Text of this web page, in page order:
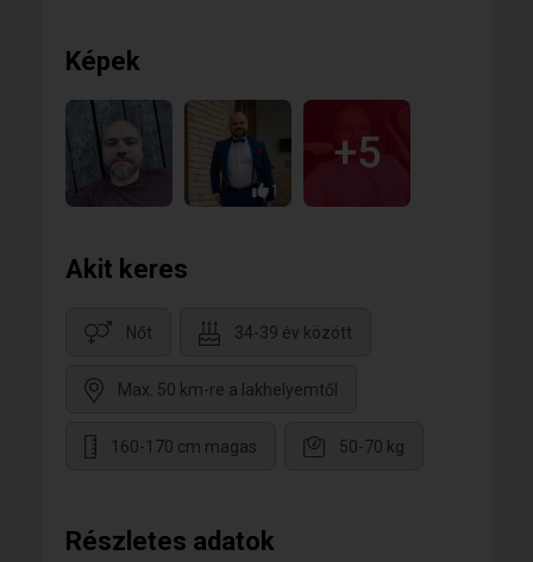
Képek
1
+5
Akit keres
Nőt 34-39 év között
Max. 50 km-re a lakhelyemtől
160-170 cm magas 50-70 kg
Részletes adatok